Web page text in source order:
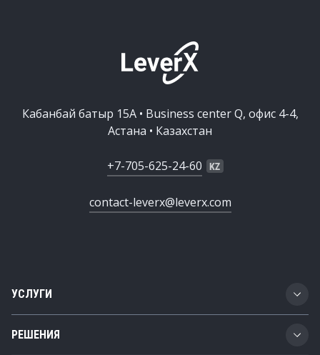
УСЛУГИ
Разработка ПО
РЕШЕНИЯ
Кабанбай батыр 15А • Business center Q, офис 4-4,
Астана • Казахстан
+7-705-625-24-60
contact-leverx@leverx.com